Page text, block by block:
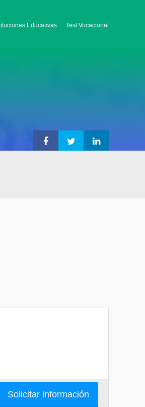
Educativas Test Vocacional
Solicitar información